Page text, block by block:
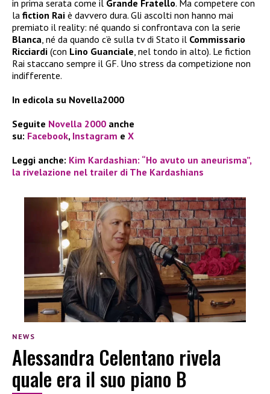
in prima serata come il Grande Fratello. Ma competere con
la fiction Rai è davvero dura. Gli ascolti non hanno mai
premiato il reality: né quando si confrontava con la serie
Blanca , né da quando c’è sulla tv di Stato il Commissario
Ricciardi (con Lino Guanciale , nel tondo in alto). Le fiction
Rai staccano sempre il GF. Uno stress da competizione non
indifferente.
In edicola su Novella2000
Seguite Novella 2000 anche
su: Facebook, Instagram e X
Leggi anche: Kim Kardashian: “Ho avuto un aneurisma”,
la rivelazione nel trailer di The Kardashians
NEWS
Alessandra Celentano rivela
quale era il suo piano B